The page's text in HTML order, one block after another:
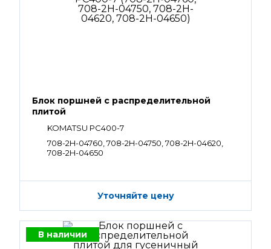
Блок поршней c распределительной
плитой
KOMATSU PC400-7
708-2H-04760, 708-2H-04750, 708-2H-04620,
708-2H-04650
Уточняйте цену
В наличии